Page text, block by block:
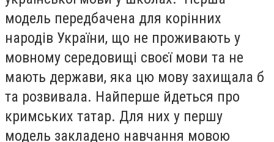
модель передбачена для корінних
народів України, що не проживають у
мовному середовищі своєї мови та не
мають держави, яка цю мову захищала б
та розвивала. Найперше йдеться про
кримських татар. Для них у першу
модель закладено навчання мовою